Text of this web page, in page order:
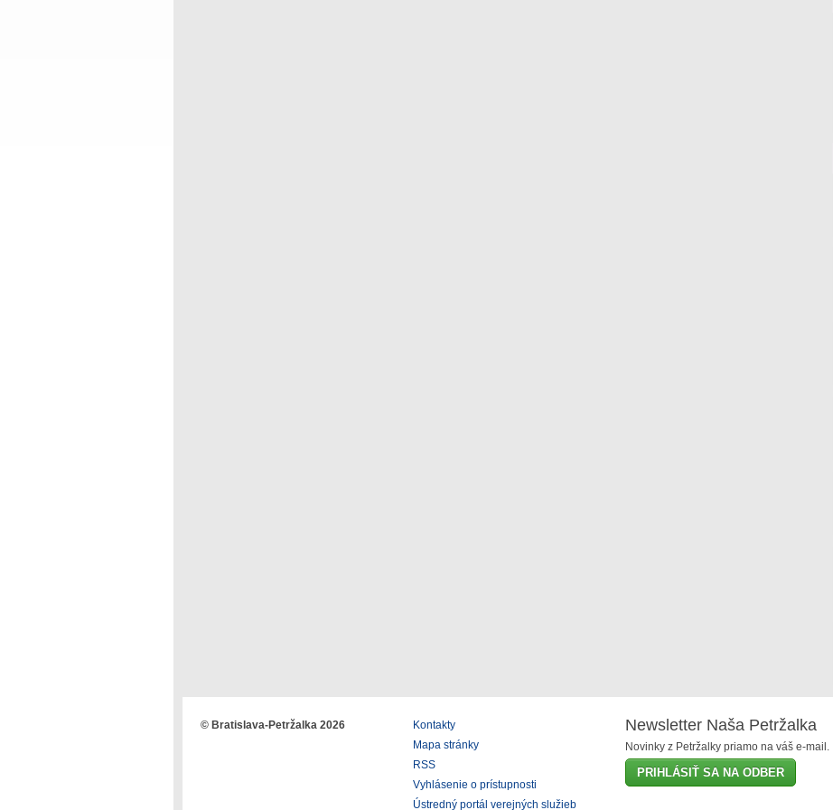
© Bratislava-Petržalka 2026
Kontakty
Mapa stránky
RSS
Vyhlásenie o prístupnosti
Ústredný portál verejných služieb
Newsletter Naša Petržalka
Novinky z Petržalky priamo na váš e-mail.
PRIHLÁSIŤ SA NA ODBER